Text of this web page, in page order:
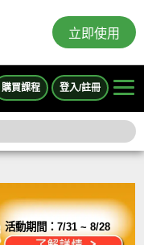
立即使用
購買課程 登入/註冊
活動期間：7/31 ~ 8/28